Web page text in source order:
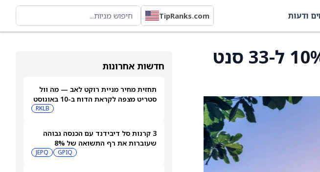
ודעות TipRanks.com
חדשות אחרונות
תחזית מחיר מניית רוקט לאב — מה וול
סטריט מצפה לקראת הדוח ב-10 באוגוסט
RKLB
3 קרנות סל דיבידנד עם הכנסה גבוהה
שעוברות את רף התשואה של 8%
GPIQ
JEPQ
AMH מעלה את הדיבידנד הרבעוני ב-10% ל-33 סנט